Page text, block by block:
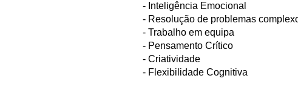
- Inteligência Emocional
- Resolução de problemas
- Trabalho em equipa
- Pensamento Crítico
- Criatividade
- Flexibilidade Cognitiva